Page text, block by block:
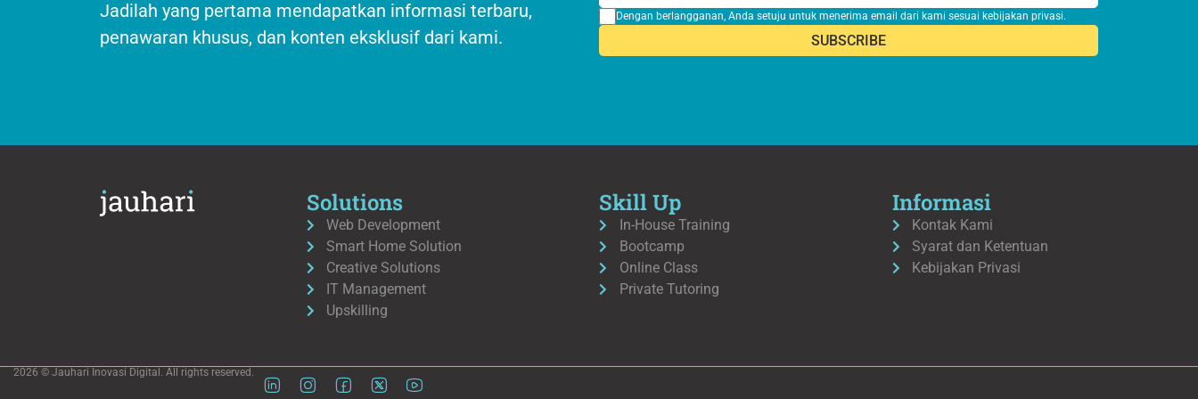
Jadilah yang pertama mendapatkan informasi terbaru,
penawaran khusus, dan konten eksklusif dari kami.
Dengan berlangganan, Anda setuju untuk menerima email dari kami sesuai kebijakan privasi.
Solutions
Web Development
Smart Home Solution
Creative Solutions
IT Management
Upskilling
Skill Up
In-House Training
Bootcamp
Online Class
Private Tutoring
Informasi
Kontak Kami
Syarat dan Ketentuan
Kebijakan Privasi
2026 © Jauhari Inovasi Digital. All rights reserved.